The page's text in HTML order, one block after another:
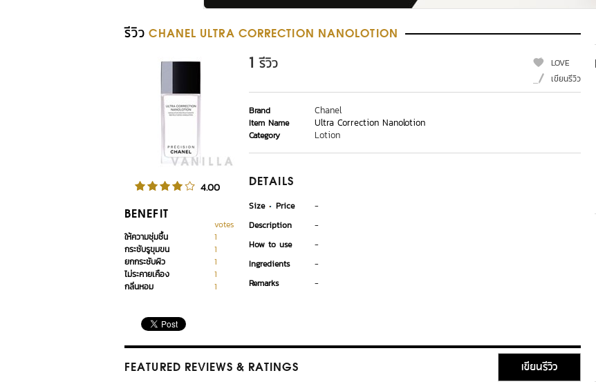
รีวิว CHANEL ULTRA CORRECTION NANOLOTION
4.00
BENEFIT
votes
ให้ความชุ่มชื้น
1
กระชับรูขุมขน
1
ยกกระชับผิว
1
ไม่ระคายเคือง
1
กลิ่นหอม
1
1 รีวิว
LOVE
เขียนรีวิว
Brand Chanel
Item Name Ultra Correction Nanolotion
Category Lotion
DETAILS
Size Price
-
Description
-
How to use
-
Ingredients
-
Remarks
-
FEATURED REVIEWS & RATINGS เขียนรีวิว